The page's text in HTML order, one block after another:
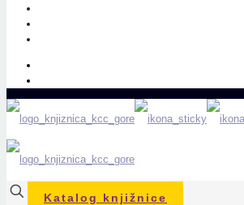
Katalog knjižnice